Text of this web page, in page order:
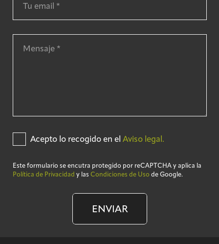
Acepto lo recogido en el Aviso legal.
Este formulario se encutra protegido por reCAPTCHA y aplica la
Política de Privacidad y las Condiciones de Uso de Google.
ENVIAR